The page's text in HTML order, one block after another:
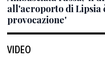
all'aeroporto di Lipsia
provocazione'
VIDEO